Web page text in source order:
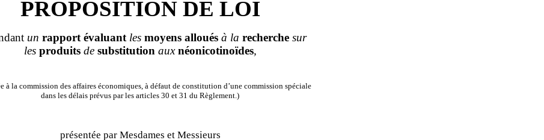
PROPOSITION DE LOI
un rapport évaluant les moyens alloués à la recherche sur
les produitsde substitution auxnéonicotinoïdes,
à la commission des affaires économiques, à défaut de constitution d’une commission spéciale
dans les délais prévus par les articles 30 et 31 du Règlement.)
présentée par Mesdames et Messieurs